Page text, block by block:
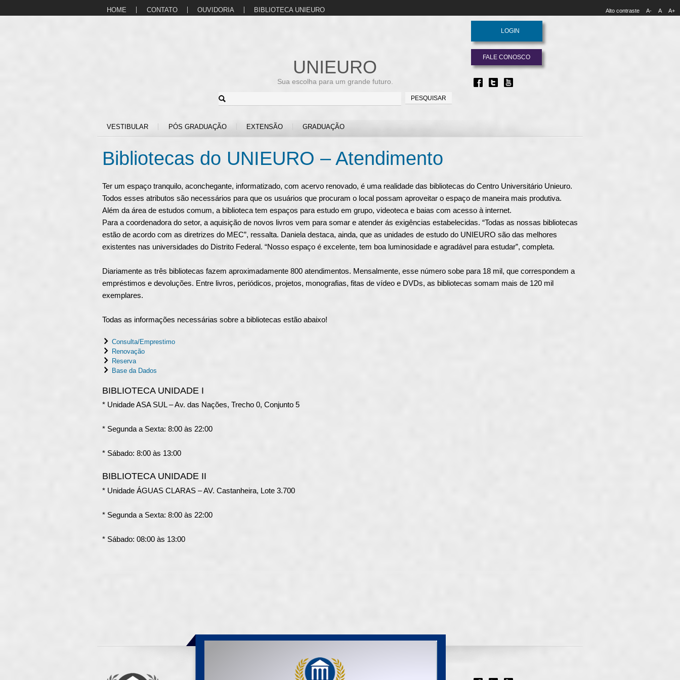
Alto contraste A- A A+
HOME CONTATO OUVIDORIA BIBLIOTECA UNIEURO
LOGIN
UNIEURO
Sua escolha para um grande futuro.
FALE CONOSCO
Instagram
VESTIBULAR PÓS GRADUAÇÃO EXTENSÃO GRADUAÇÃO
Bibliotecas do UNIEURO – Atendimento
Ter um espaço tranquilo, aconchegante, informatizado, com acervo renovado, é uma realidade das bibliotecas do Centro Universitário Unieuro.
Todos esses atributos são necessários para que os usuários que procuram o local possam aproveitar o espaço de maneira mais produtiva.
Além da área de estudos comum, a biblioteca tem espaços para estudo em grupo, videoteca e baias com acesso à internet.
Para a coordenadora do setor, a aquisição de novos livros vem para somar e atender ás exigências estabelecidas. “Todas as nossas bibliotecas
estão de acordo com as diretrizes do MEC”, ressalta. Daniela destaca, ainda, que as unidades de estudo do UNIEURO são das melhores
existentes nas universidades do Distrito Federal. “Nosso espaço é excelente, tem boa luminosidade e agradável para estudar”, completa.
Diariamente as três bibliotecas fazem aproximadamente 800 atendimentos. Mensalmente, esse número sobe para 18 mil, que correspondem a
empréstimos e devoluções. Entre livros, periódicos, projetos, monografias, fitas de vídeo e DVDs, as bibliotecas somam mais de 120 mil
exemplares.
Todas as informações necessárias sobre a bibliotecas estão abaixo!
Consulta/Emprestimo
Renovação
Reserva
Base da Dados
BIBLIOTECA UNIDADE I
* Unidade ASA SUL – Av. das Nações, Trecho 0, Conjunto 5
* Segunda a Sexta: 8:00 às 22:00
* Sábado: 8:00 às 13:00
BIBLIOTECA UNIDADE II
* Unidade ÁGUAS CLARAS – AV. Castanheira, Lote 3.700
* Segunda a Sexta: 8:00 às 22:00
* Sábado: 08:00 às 13:00